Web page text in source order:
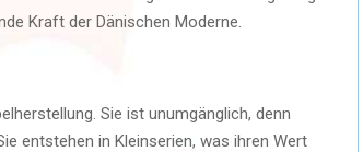
Kraft der Dänischen Moderne.
Sie ist unumgänglich, denn
entstehen in Kleinserien, was ihren Wert